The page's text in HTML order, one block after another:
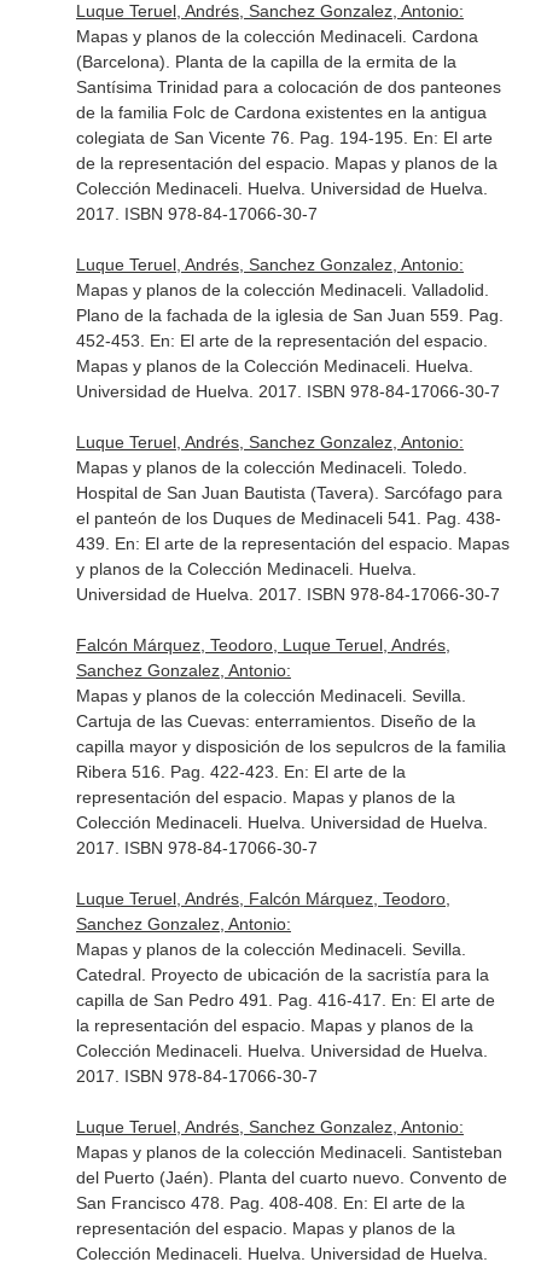
Luque Teruel, Andrés, Sanchez Gonzalez, Antonio:
Mapas y planos de la colección Medinaceli. Cardona
(Barcelona). Planta de la capilla de la ermita de la
Santísima Trinidad para a colocación de dos panteones
de la familia Folc de Cardona existentes en la antigua
colegiata de San Vicente 76. Pag. 194-195. En: El arte
de la representación del espacio. Mapas y planos de la
Colección Medinaceli. Huelva. Universidad de Huelva.
2017. ISBN 978-84-17066-30-7
Luque Teruel, Andrés, Sanchez Gonzalez, Antonio:
Mapas y planos de la colección Medinaceli. Valladolid.
Plano de la fachada de la iglesia de San Juan 559. Pag.
452-453. En: El arte de la representación del espacio.
Mapas y planos de la Colección Medinaceli. Huelva.
Universidad de Huelva. 2017. ISBN 978-84-17066-30-7
Luque Teruel, Andrés, Sanchez Gonzalez, Antonio:
Mapas y planos de la colección Medinaceli. Toledo.
Hospital de San Juan Bautista (Tavera). Sarcófago para
el panteón de los Duques de Medinaceli 541. Pag. 438-
439. En: El arte de la representación del espacio. Mapas
y planos de la Colección Medinaceli. Huelva.
Universidad de Huelva. 2017. ISBN 978-84-17066-30-7
Falcón Márquez, Teodoro, Luque Teruel, Andrés,
Sanchez Gonzalez, Antonio:
Mapas y planos de la colección Medinaceli. Sevilla.
Cartuja de las Cuevas: enterramientos. Diseño de la
capilla mayor y disposición de los sepulcros de la familia
Ribera 516. Pag. 422-423. En: El arte de la
representación del espacio. Mapas y planos de la
Colección Medinaceli. Huelva. Universidad de Huelva.
2017. ISBN 978-84-17066-30-7
Luque Teruel, Andrés, Falcón Márquez, Teodoro,
Sanchez Gonzalez, Antonio:
Mapas y planos de la colección Medinaceli. Sevilla.
Catedral. Proyecto de ubicación de la sacristía para la
capilla de San Pedro 491. Pag. 416-417. En: El arte de
la representación del espacio. Mapas y planos de la
Colección Medinaceli. Huelva. Universidad de Huelva.
2017. ISBN 978-84-17066-30-7
Luque Teruel, Andrés, Sanchez Gonzalez, Antonio:
Mapas y planos de la colección Medinaceli. Santisteban
del Puerto (Jaén). Planta del cuarto nuevo. Convento de
San Francisco 478. Pag. 408-408. En: El arte de la
representación del espacio. Mapas y planos de la
Colección Medinaceli. Huelva. Universidad de Huelva.